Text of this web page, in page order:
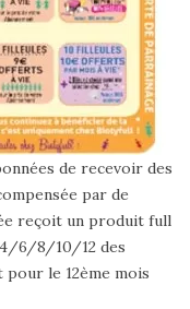
de recevoir des
par de
reçoit un produit full
6/8/10/12 des
pour le 12ème mois